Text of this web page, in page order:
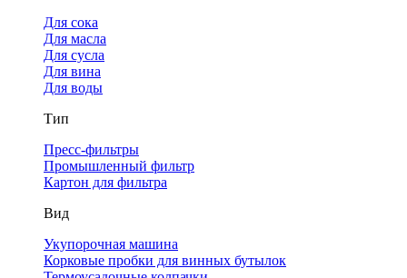
Для сока
Для масла
Для сусла
Для вина
Для воды
Тип
Пресс-фильтры
Промышленный фильтр
Картон для фильтра
Вид
Укупорочная машина
Корковые пробки для винных бутылок